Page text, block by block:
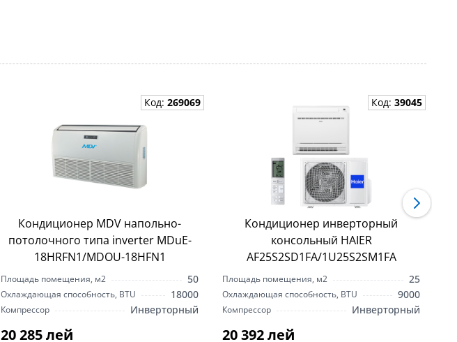
Код: 269069
Кондиционер MDV напольно-
потолочного типа inverter MDuE-
18HRFN1/MDOU-18HFN1
Площадь помещения, м2 50
Охлаждающая способность, BTU 18000
Компрессор Инверторный
20 285 лей
Код: 39045
Кондиционер инверторный
консольный HAIER
AF25S2SD1FA/1U25S2SM1FA
Площадь помещения, м2 25
Охлаждающая способность, BTU 9000
Компрессор Инверторный
20 392 лей